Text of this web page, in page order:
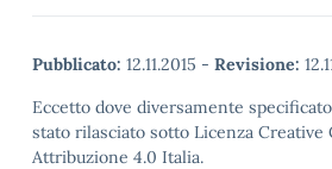
Pubblicato: 12.11.2015 - Revisione:
Eccetto dove diversamente
stato rilasciato sotto Licenza Creative
Attribuzione 4.0 Italia.